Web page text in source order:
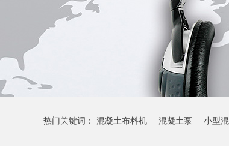
热门关键词： 混凝土布料机 混凝土泵 小型